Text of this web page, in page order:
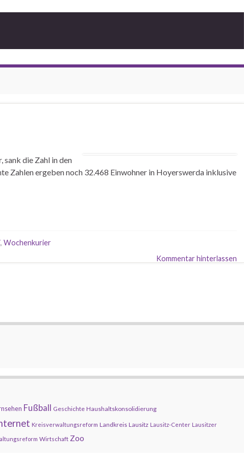
die Zahl in den
Zahlen ergeben noch 32.468 Einwohner in Hoyerswerda inklusive
, Wochenkurier
Kommentar hinterlassen
Fußball Geschichte Haushaltskonsolidierung
Kreisverwaltungsreform Landkreis Lausitz Lausitz-Center Lausitzer
Wirtschaft Zoo